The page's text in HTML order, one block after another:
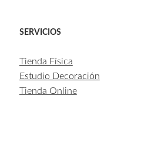
SERVICIOS
Tienda Física
Estudio Decoración
Tienda Online